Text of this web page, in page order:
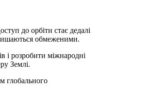
до орбіти стає дедалі
обмеженими.
і розробити міжнародні
Землі.
глобального